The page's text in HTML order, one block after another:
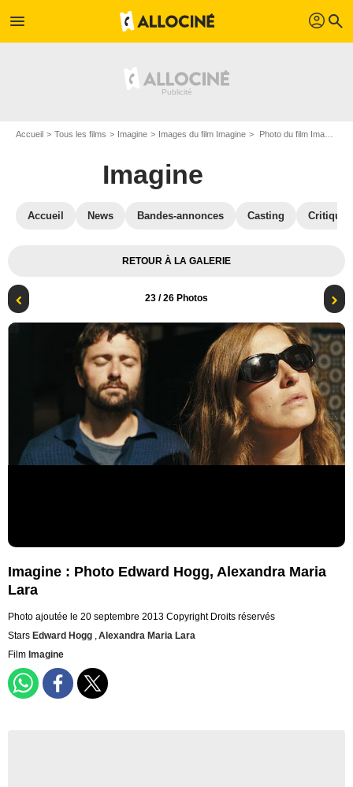
menu profil search
Accueil Tous les films Imagine Images du film Imagine Photo du film Imagine - Photo 23
Imagine
Accueil News Bandes-annonces Casting
RETOUR À LA GALERIE
23 / 26 Photos
Imagine : Photo Edward Hogg, Alexandra Maria
Lara
Photo ajoutée le 20 septembre 2013 Copyright Droits réservés
Stars Edward Hogg ,Alexandra Maria Lara
Film Imagine